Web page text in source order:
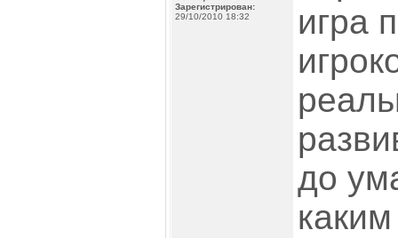
Зарегистрирован:
29/10/2010 18:32
игра
до